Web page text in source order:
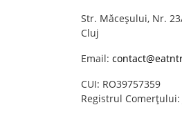
Str. Măceșului, Nr.
Cluj
Email:
CUI: RO39757359
Registrul Comerțului: